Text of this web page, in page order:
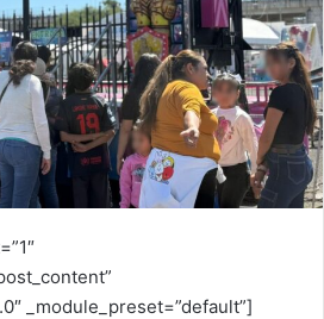
_module_preset=”default”]